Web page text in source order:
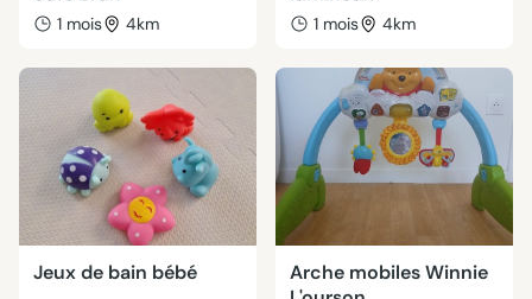
1 mois 4km 1 mois 4km
Jeux de bain bébé
Arche mobiles Winnie